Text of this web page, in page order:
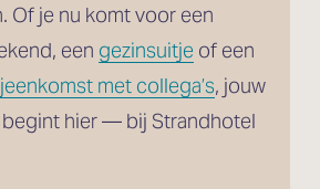
Of je nu komt voor een
een gezinsuitje of een
met collega’s, jouw
begint hier — bij Strandhotel